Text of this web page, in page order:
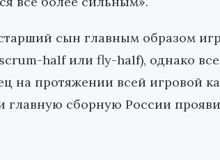
сын главным образом
half или fly-half), однако
на протяжении всей игровой
главную сборную России